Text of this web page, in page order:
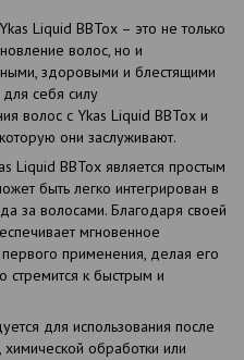
Liquid BBTox – это не только
волос, но и
здоровыми и блестящими
себя силу
волос с Ykas Liquid BBTox и
они заслуживают.
Liquid BBTox является простым
быть легко интегрирован в
за волосами. Благодаря своей
мгновенное
применения, делая его
к быстрым и
для использования после
обработки или